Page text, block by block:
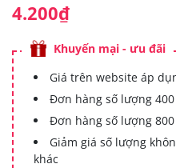
4.200₫
Khuyến mại - ưu đãi
Giá trên website áp
Đơn hàng số lượng
Đơn hàng số lượng
Giảm giá số lượng
khác